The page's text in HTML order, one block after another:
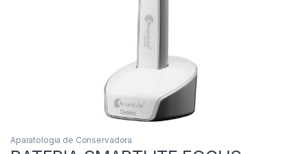
Aparatologia de Conservadora